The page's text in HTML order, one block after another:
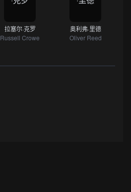
拉塞尔·克罗
Russell Crowe
奥利弗·里德
Oliver Reed